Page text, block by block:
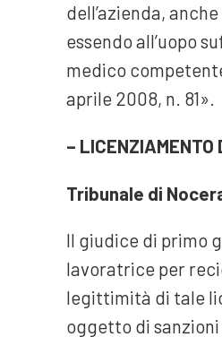
dell’azienda,
essendo all’uopo
medico
aprile 2008, n. 81».
– LICENZIAMENTO
Tribunale di
Il giudice di primo
lavoratrice per
legittimità di tale
oggetto di